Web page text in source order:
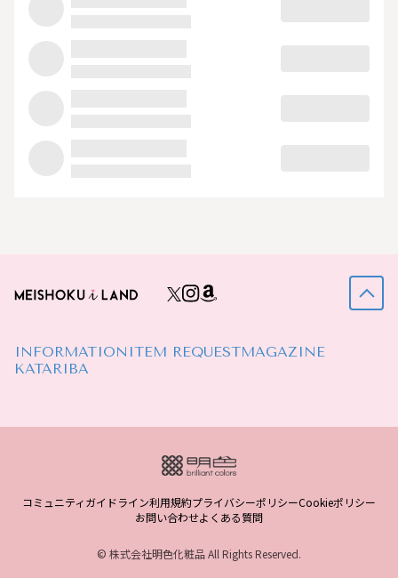
INFORMATION ITEM REQUESTMAGAZINE
KATARIBA
コミュニティガイドライン利用規約プライバシーポリシーCookieポリシー
お問い合わせよくある質問
© 株式会社明色化粧品 All Rights Reserved.